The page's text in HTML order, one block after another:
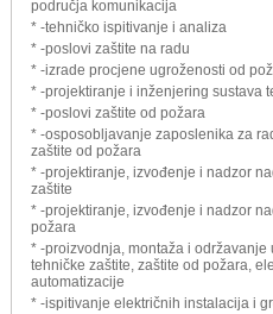
područja komunikacija
* -tehničko ispitivanje i analiza
* -poslovi zaštite na radu
* -izrade procjene ugroženosti od
* -projektiranje i inženjering sustava
* -poslovi zaštite od požara
* -osposobljavanje zaposlenika za
zaštite od požara
* -projektiranje, izvođenje i nadzor
zaštite
* -projektiranje, izvođenje i nadzor
požara
* -proizvodnja, montaža i
tehničke zaštite, zaštite od požara,
automatizacije
* -ispitivanje električnih instalacija i